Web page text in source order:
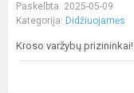
Paskelbta: 2025-05-09
Kategorija: Didžiuojamės
Kroso varžybų prizininkai!